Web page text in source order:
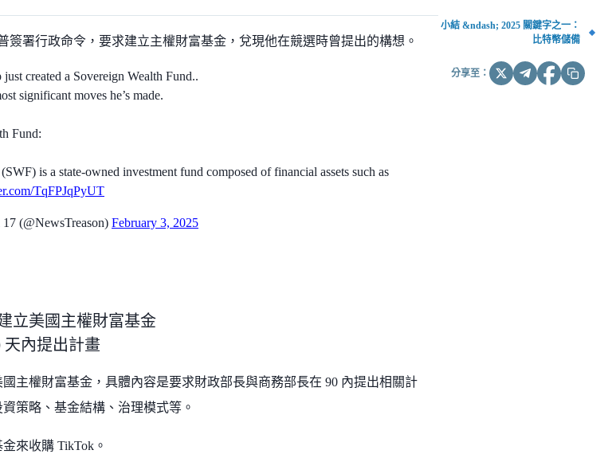
簽署行政命令，要求建立主權財富基金，兌現他在競選時曾提出的構想。
created a Sovereign Wealth Fund..
significant moves he’s made.
Fund:
is a state-owned investment fund composed of financial assets such as
TqFPJqPyUT
(@NewsTreason) February 3, 2025
立美國主權財富基金
天內提出計畫
國主權財富基金，具體內容是要求財政部長與商務部長在 90 內提出相關計
策略、基金結構、治理模式等。
來收購 TikTok。
小結 &ndash; 2025 關鍵字之一：
比特幣儲備
分享至：